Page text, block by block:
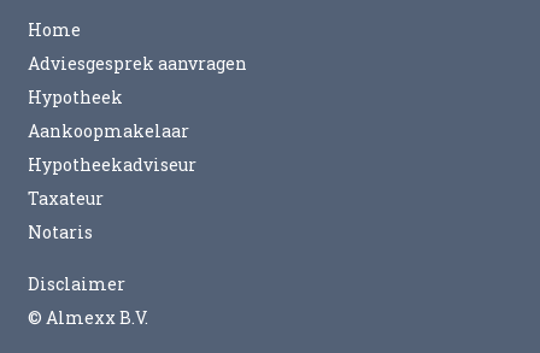
Home
Adviesgesprek aanvragen
Hypotheek
Aankoopmakelaar
Hypotheekadviseur
Taxateur
Notaris
Disclaimer
© Almexx B.V.